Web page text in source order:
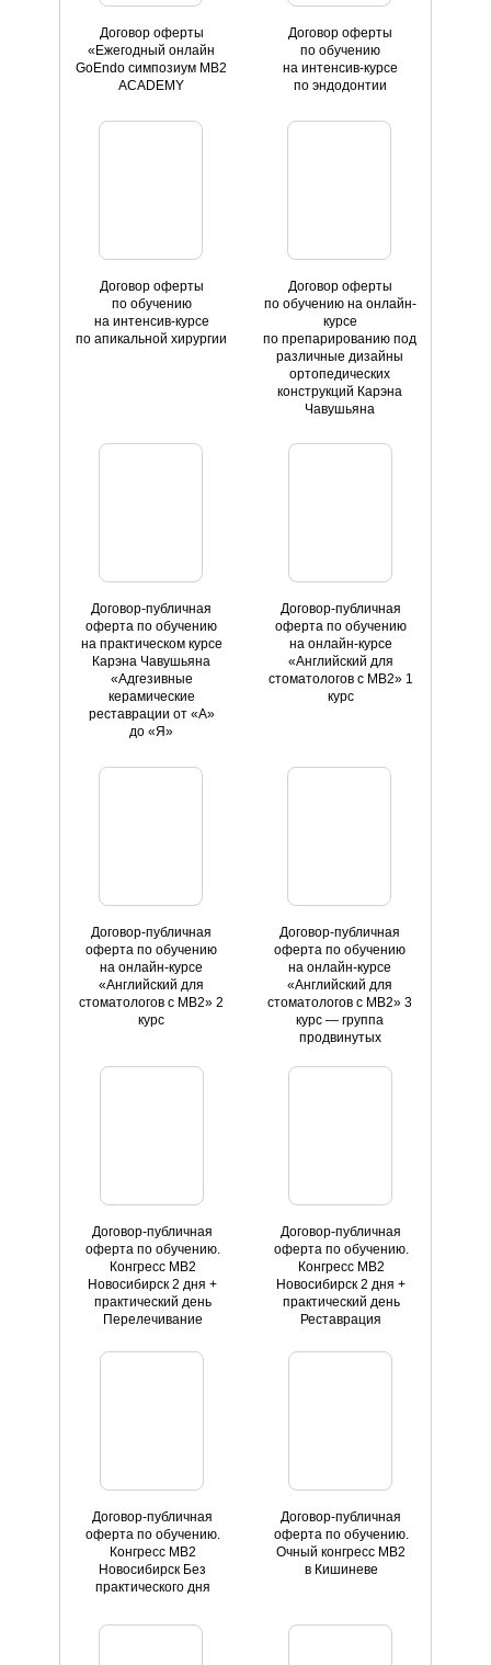
Договор оферты
«Ежегодный онлайн
GoEndo симпозиум MB2
ACADEMY
Договор оферты
по обучению
на интенсив-курсе
по эндодонтии
Договор оферты
по обучению
на интенсив-курсе
по апикальной хирургии
Договор оферты
по обучению на онлайн-
курсе
по препарированию под
различные дизайны
ортопедических
конструкций Карэна
Чавушьяна
Договор-публичная
оферта по обучению
на практическом курсе
Карэна Чавушьяна
«Адгезивные
керамические
реставрации от «А»
до «Я»
Договор-публичная
оферта по обучению
на онлайн-курсе
«Английский для
стоматологов с MB2» 1
курс
Договор-публичная
оферта по обучению
на онлайн-курсе
«Английский для
стоматологов с MB2» 2
курс
Договор-публичная
оферта по обучению
на онлайн-курсе
«Английский для
стоматологов с MB2» 3
курс — группа
продвинутых
Договор-публичная
оферта по обучению.
Конгресс MB2
Новосибирск 2 дня +
практический день
Перелечивание
Договор-публичная
оферта по обучению.
Конгресс MB2
Новосибирск 2 дня +
практический день
Реставрация
Договор-публичная
оферта по обучению.
Конгресс MB2
Новосибирск Без
практического дня
Договор-публичная
оферта по обучению.
Очный конгресс МВ2
в Кишиневе